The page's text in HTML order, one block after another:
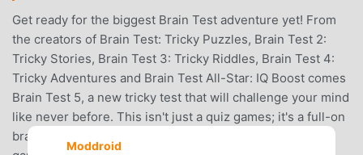
Get ready for the biggest Brain Test adventure yet! From
the creators of Brain Test: Tricky Puzzles, Brain Test 2:
Tricky Stories, Brain Test 3: Tricky Riddles, Brain Test 4:
Tricky Adventures and Brain Test All-Star: IQ Boost comes
Brain Test 5, a new tricky test that will challenge your mind
like never before. This isn't just a quiz games; it's a full-on
brain quest filled with impossible puzzles, clever brain
Moddroid